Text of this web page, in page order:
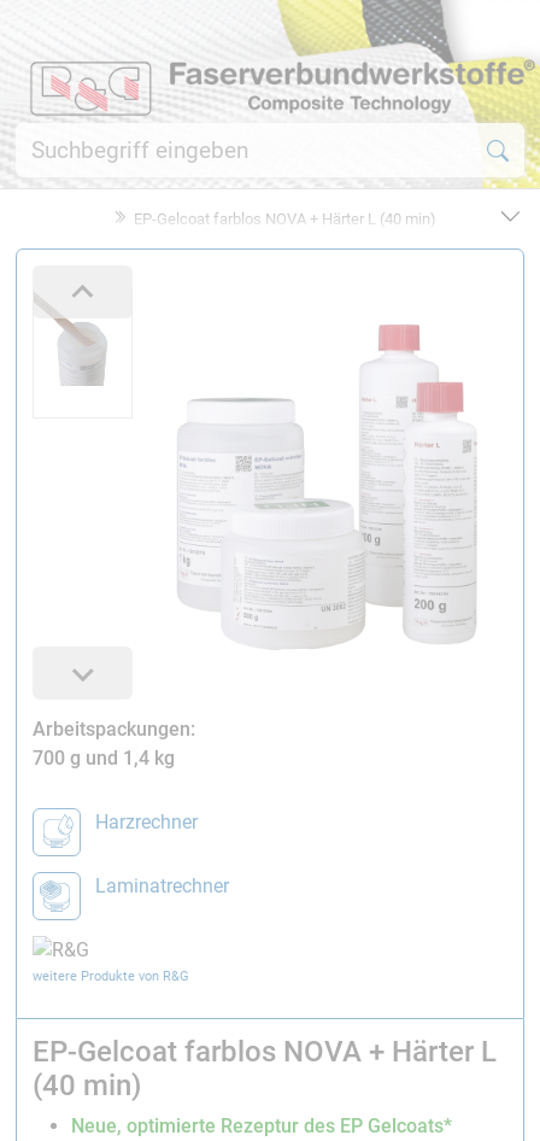
EP-Gelcoat farblos NOVA + Härter L (40 min)
Arbeitspackungen:
700 g und 1,4 kg
Harzrechner
Laminatrechner
weitere Produkte von R&G
EP-Gelcoat farblos NOVA + Härter L
(40 min)
Neue, optimierte Rezeptur des EP Gelcoats*